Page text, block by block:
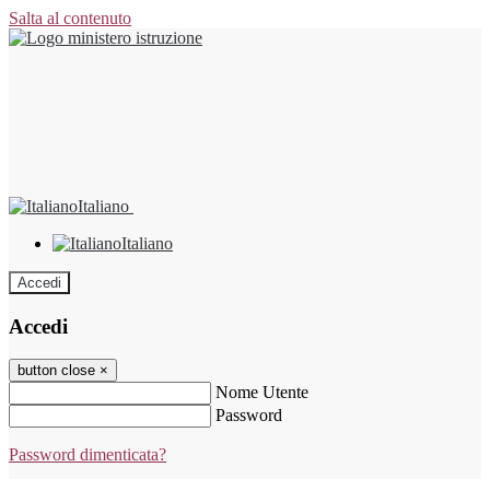
Salta al contenuto
Italiano
Italiano
Accedi
Accedi
button close ×
Nome Utente
Password
Password dimenticata?